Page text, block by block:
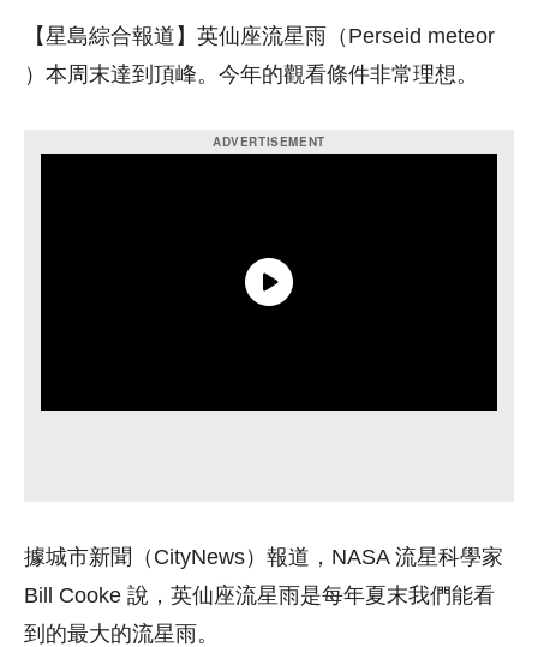
【星島綜合報道】英仙座流星雨（Perseid meteor
）本周末達到頂峰。今年的觀看條件非常理想。
據城市新聞（CityNews）報道，NASA 流星科學家
Bill Cooke 說，英仙座流星雨是每年夏末我們能看
到的最大的流星雨。